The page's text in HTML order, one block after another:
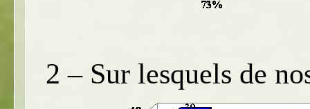
2 – Sur lesquels de